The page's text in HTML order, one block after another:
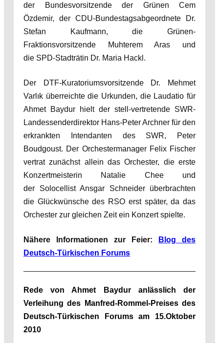
der Bundesvorsitzende der Grünen Cem
Özdemir, der CDU-Bundestagsabgeordnete Dr.
Stefan Kaufmann, die Grünen-
Fraktionsvorsitzende Muhterem Aras und
die SPD-Stadträtin Dr. Maria Hackl.
Der DTF-Kuratoriumsvorsitzende Dr. Mehmet
Varlık überreichte die Urkunden, die Laudatio für
Ahmet Baydur hielt der stell-vertretende SWR-
Landessenderdirektor Hans-Peter Archner für den
erkrankten Intendanten des SWR, Peter
Boudgoust. Der Orchestermanager Felix Fischer
vertrat zunächst allein das Orchester, die erste
Konzertmeisterin Natalie Chee und
der Solocellist Ansgar Schneider überbrachten
die Glückwünsche des RSO erst später, da das
Orchester zur gleichen Zeit ein Konzert spielte.
Nähere Informationen zur Feier:
Blog des
Deutsch-Türkischen Forums
Rede von Ahmet Baydur anlässlich der
Verleihung des Manfred-Rommel-Preises des
Deutsch-Türkischen Forums am 15.Oktober
2010